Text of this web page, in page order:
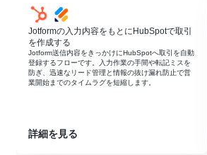
次に、トリガーでHubSpotを選択し
は更新されたら」というアクション
次に、オペレーションで分岐機能を
ステージに変更された場合のみ後続
れるよう条件を設定します。
最後に、オペレーションでSlackの
※「トリガー」：フロー起動のきっかけと
Jotformの入力内容をもとにHubSpotで取引
を作成する
Jotform送信内容をきっかけにHubSpotへ取引を自動
登録するフローです。入力作業の手間や転記ミスを
防ぎ、迅速なリード管理と情報の抜け漏れ防止で営
業開始までのタイムラグを短縮します。
詳細を見る